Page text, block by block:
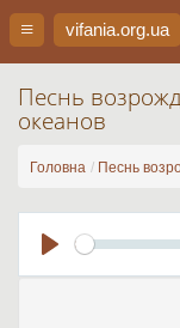
vifania.org.ua
Песнь
океанов
Головна Песнь